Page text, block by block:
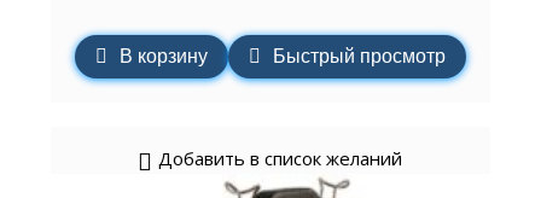
В корзину Быстрый просмотр
Добавить в список желаний